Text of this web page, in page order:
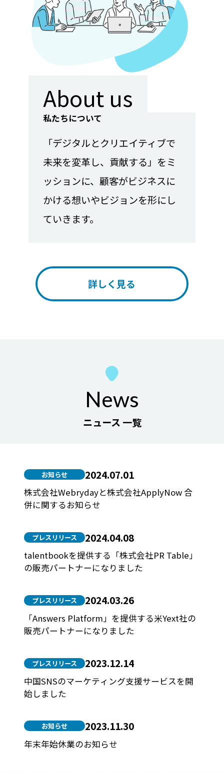
About us
私たちについて
「デジタルとクリエイティブで
未来を変革し、貢献する」をミ
ッションに、顧客がビジネスに
かける想いやビジョンを形にし
ていきます。
詳しく見る
News
ニュース 一覧
お知らせ 2024.07.01
株式会社Webrydayと株式会社ApplyNow 合
併に関するお知らせ
プレスリリース 2024.04.08
talentbookを提供する「株式会社PR Table」
の販売パートナーになりました
プレスリリース 2024.03.26
「Answers Platform」を提供する米Yext社の
販売パートナーになりました
プレスリリース 2023.12.14
中国SNSのマーケティング支援サービスを開
始しました
お知らせ 2023.11.30
年末年始休業のお知らせ